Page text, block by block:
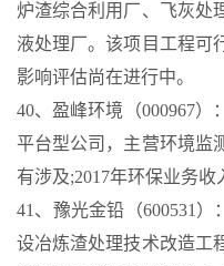
炉渣综合利用厂、飞灰处
液处理厂。该项目工程可
影响评估尚在进行中。
40、盈峰环境（000967
平台型公司，主营环境监
有涉及;2017年环保业务收
41、豫光金铅（600531）
设冶炼渣处理技术改造工